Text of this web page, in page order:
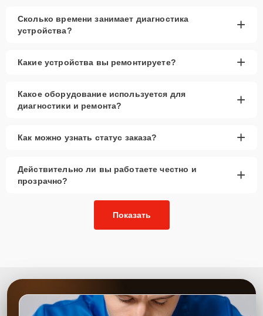
Сколько времени занимает диагностика
устройства?
+
Какие устройства вы ремонтируете? +
Какое оборудование используется для
диагностики и ремонта?
+
Как можно узнать статус заказа? +
Действительно ли вы работаете честно и
прозрачно?
+
Показать